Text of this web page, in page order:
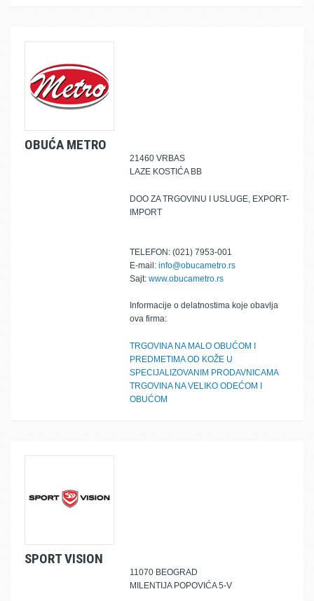
OBUĆA METRO
21460 VRBAS
LAZE KOSTIĆA BB
DOO ZA TRGOVINU I USLUGE, EXPORT-
IMPORT
TELEFON: (021) 7953-001
E-mail: info@obucametro.rs
Sajt: www.obucametro.rs
Informacije o delatnostima koje obavlja
ova firma:
TRGOVINA NA MALO OBUĆOM I
PREDMETIMA OD KOŽE U
SPECIJALIZOVANIM PRODAVNICAMA
TRGOVINA NA VELIKO ODEĆOM I
OBUĆOM
SPORT VISION
11070 BEOGRAD
MILENTIJA POPOVIĆA 5-V